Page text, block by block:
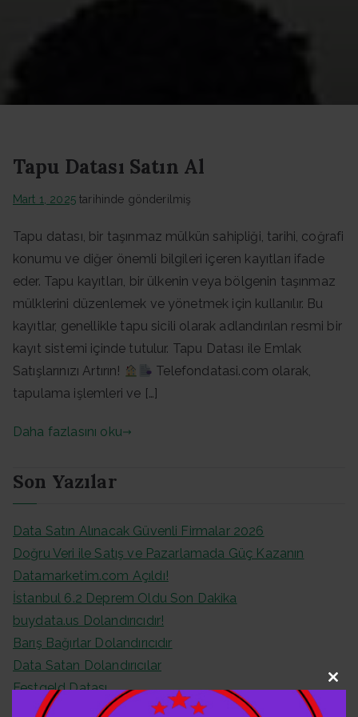
Tapu Datası Satın Al
Mart 1, 2025tarihinde gönderilmiş
Tapu datası, bir taşınmaz mülkün sahipliği, tarihi, coğrafi
konumu ve diğer önemli bilgileri içeren kayıtları ifade
eder. Tapu kayıtları, bir ülkenin veya bölgenin taşınmaz
mülklerini düzenlemek ve yönetmek için kullanılır. Bu
kayıtlar, genellikle tapu sicili olarak adlandırılan resmi bir
kayıt sistemi içinde tutulur. Tapu Datası ile Emlak
Satışlarınızı Artırın!
Telefondatasi.com olarak,
tapulama işlemleri ve […]
Daha fazlasını oku
Son Yazılar
Data Satın Alınacak Güvenli Firmalar 2026
Doğru Veri ile Satış ve Pazarlamada Güç Kazanın
Datamarketim.com Açıldı!
İstanbul 6.2 Deprem Oldu Son Dakika
buydata.us Dolandırıcıdır!
Barış Bağırlar Dolandırıcıdır
Data Satan Dolandırıcılar
Festgeld Datası
Almanya Festgeld Datası